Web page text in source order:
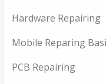
Hardware Repairing
Mobile Reparing
PCB Repairing